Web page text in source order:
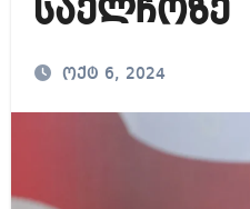
საელჩოზე
ოქტ 6, 2024